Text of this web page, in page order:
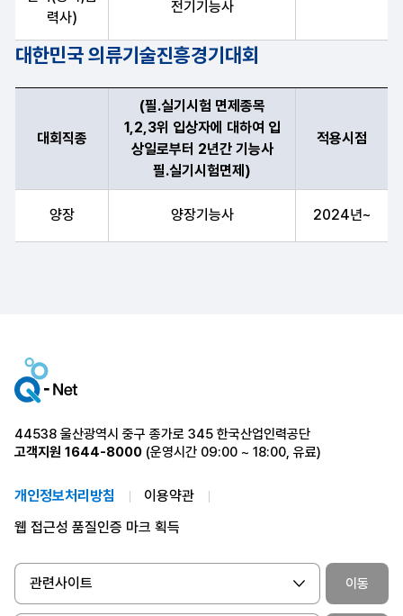
력사)
전기기능사
대한민국 의류기술진흥경기대회
대회직종
(필.실기시험 면제종목
1,2,3위 입상자에 대하여 입
상일로부터 2년간 기능사
필․실기시험면제)
적용시점
양장 양장기능사 2024년~
44538 울산광역시 중구 종가로 345 한국산업인력공단
고객지원 1644-8000 (운영시간 09:00 ~ 18:00, 유료)
개인정보처리방침
이용약관
웹 접근성 품질인증 마크 획득
관련사이트 이동